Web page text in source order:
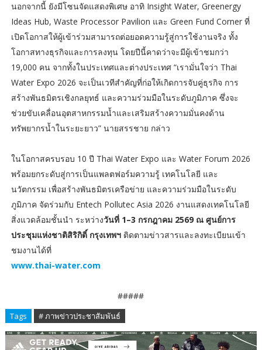
นอกจากนี้ ยังมีโซนจัดแสดงพิเศษ อาทิ Insight Water, Greenergy
Ideas Hub, Waste Processor Pavilion และ Green Fund Corner ที่
เปิดโอกาสให้ผู้เข้าร่วมสามารถต่อยอดความรู้สู่การใช้งานจริง ทั้ง
โอกาสทางธุรกิจและการลงทุน โดยปีนี้คาดว่าจะมีผู้เข้าชมกว่า
19,000 คน จากทั้งในประเทศและต่างประเทศ “เรามั่นใจว่า Thai
Water Expo 2026 จะเป็นเวทีสำคัญที่ก่อให้เกิดการจับคู่ธุรกิจ การ
สร้างพันธมิตรเชิงกลยุทธ์ และความร่วมมือในระดับภูมิภาค ซึ่งจะ
ช่วยขับเคลื่อนอุตสาหกรรมน้ำและเสริมสร้างความมั่นคงด้าน
ทรัพยากรน้ำในระยะยาว” นายสรรชาย กล่าว
ในโอกาสครบรอบ 10 ปี Thai Water Expo และ Water Forum 2026
พร้อมยกระดับสู่การเป็นแพลตฟอร์มความรู้ เทคโนโลยี และ
นวัตกรรม เพื่อสร้างพันธมิตรเครือข่าย และความร่วมมือในระดับ
ภูมิภาค จัดร่วมกับ Entech Pollutec Asia 2026 งานแสดงเทคโนโลยี
สิ่งแวดล้อมชั้นนำ ระหว่างวันที่ 1–3 กรกฎาคม 2569 ณ ศูนย์การ
ประชุมแห่งชาติสิริกิติ์ กรุงเทพฯ ติดตามข่าวสารและลงทะเบียนเข้า
ชมงานได้ที่
www.thai-water.com
#####
Tags # ภาพข่าวประชาสัมพันธ์